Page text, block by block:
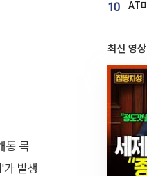
통 목
발생
10
최신 영상